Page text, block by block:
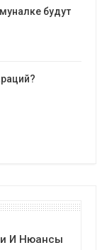
будут
И Нюансы